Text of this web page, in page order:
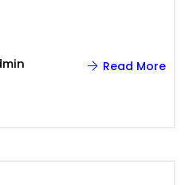
Read More